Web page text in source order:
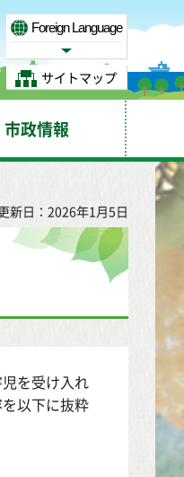
Foreign Language
Select Language
サイトマップ
市政情報
新日：2026年1月5日
を受け入れ
以下に抜粋